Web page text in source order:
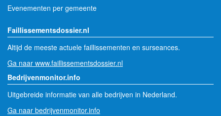
Evenementen per gemeente
Faillissementsdossier.nl
Altijd de meeste actuele faillissementen en surseances.
Ga naar www.faillissementsdossier.nl
Bedrijvenmonitor.info
Uitgebreide informatie van alle bedrijven in Nederland.
Ga naar bedrijvenmonitor.info